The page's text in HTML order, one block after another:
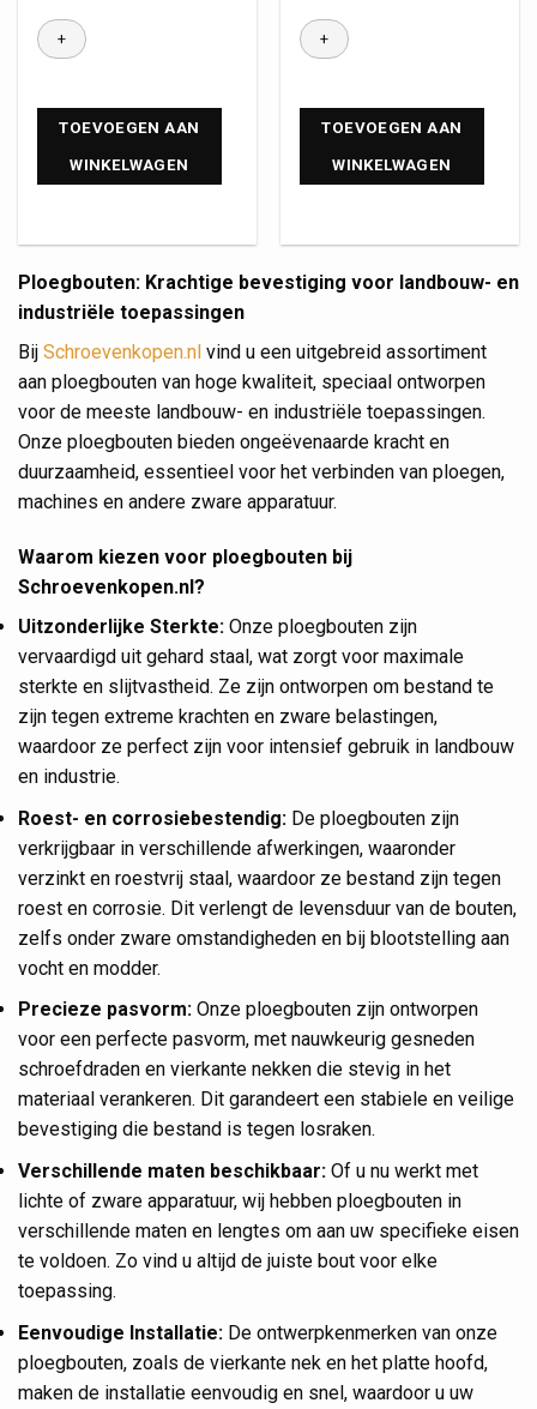
TOEVOEGEN AAN
WINKELWAGEN
TOEVOEGEN AAN
WINKELWAGEN
Ploegbouten: Krachtige bevestiging voor landbouw- en
industriële toepassingen
Bij Schroevenkopen.nl vind u een uitgebreid assortiment
aan ploegbouten van hoge kwaliteit, speciaal ontworpen
voor de meeste landbouw- en industriële toepassingen.
Onze ploegbouten bieden ongeëvenaarde kracht en
duurzaamheid, essentieel voor het verbinden van ploegen,
machines en andere zware apparatuur.
Waarom kiezen voor ploegbouten bij
Schroevenkopen.nl?
Uitzonderlijke Sterkte: Onze ploegbouten zijn
vervaardigd uit gehard staal, wat zorgt voor maximale
sterkte en slijtvastheid. Ze zijn ontworpen om bestand te
zijn tegen extreme krachten en zware belastingen,
waardoor ze perfect zijn voor intensief gebruik in landbouw
en industrie.
Roest- en corrosiebestendig: De ploegbouten zijn
verkrijgbaar in verschillende afwerkingen, waaronder
verzinkt en roestvrij staal, waardoor ze bestand zijn tegen
roest en corrosie. Dit verlengt de levensduur van de bouten,
zelfs onder zware omstandigheden en bij blootstelling aan
vocht en modder.
Precieze pasvorm: Onze ploegbouten zijn ontworpen
voor een perfecte pasvorm, met nauwkeurig gesneden
schroefdraden en vierkante nekken die stevig in het
materiaal verankeren. Dit garandeert een stabiele en veilige
bevestiging die bestand is tegen losraken.
Verschillende maten beschikbaar: Of u nu werkt met
lichte of zware apparatuur, wij hebben ploegbouten in
verschillende maten en lengtes om aan uw specifieke eisen
te voldoen. Zo vind u altijd de juiste bout voor elke
toepassing.
Eenvoudige Installatie: De ontwerpkenmerken van onze
ploegbouten, zoals de vierkante nek en het platte hoofd,
maken de installatie eenvoudig en snel, waardoor u uw